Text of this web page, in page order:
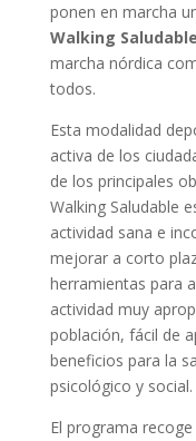
ponen en marcha
Walking Saludable
marcha nórdica
todos.
Esta modalidad
activa de los
de los principales
Walking Saludable
actividad sana e
mejorar a corto
herramientas para
actividad muy
población, fácil de
beneficios para la
psicológico y social.
El programa